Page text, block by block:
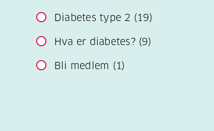
Diabetes type 2 (19)
Hva er diabetes? (9)
Bli medlem (1)